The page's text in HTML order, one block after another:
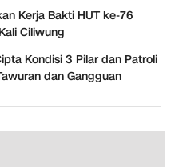
Kerja Bakti HUT ke-76
Ciliwung
Kondisi 3 Pilar dan Patroli
dan Gangguan